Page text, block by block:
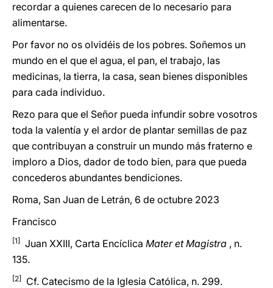
recordar a quienes carecen de lo necesario para
alimentarse.
Por favor no os olvidéis de los pobres. Soñemos un
mundo en el que el agua, el pan, el trabajo, las
medicinas, la tierra, la casa, sean bienes disponibles
para cada individuo.
Rezo para que el Señor pueda infundir sobre vosotros
toda la valentía y el ardor de plantar semillas de paz
que contribuyan a construir un mundo más fraterno e
imploro a Dios, dador de todo bien, para que pueda
concederos abundantes bendiciones.
Roma, San Juan de Letrán, 6 de octubre 2023
Francisco
[1] Juan XXIII, Carta Encíclica Mater et Magistra , n.
135.
[2] Cf. Catecismo de la Iglesia Católica, n. 299.